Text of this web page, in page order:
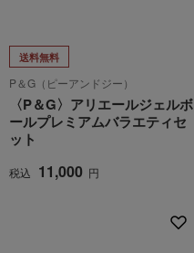
送料無料
P＆G（ピーアンドジー）
〈P＆G〉アリエールジェルボ
ールプレミアムバラエティセ
ット
税込 11,000 円